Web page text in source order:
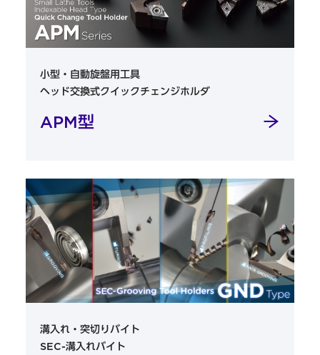
小型・自動旋盤用工具
ヘッド交換式クイックチェンジホルダ
APM型
溝入れ・突切りバイト
SEC-溝入れバイト